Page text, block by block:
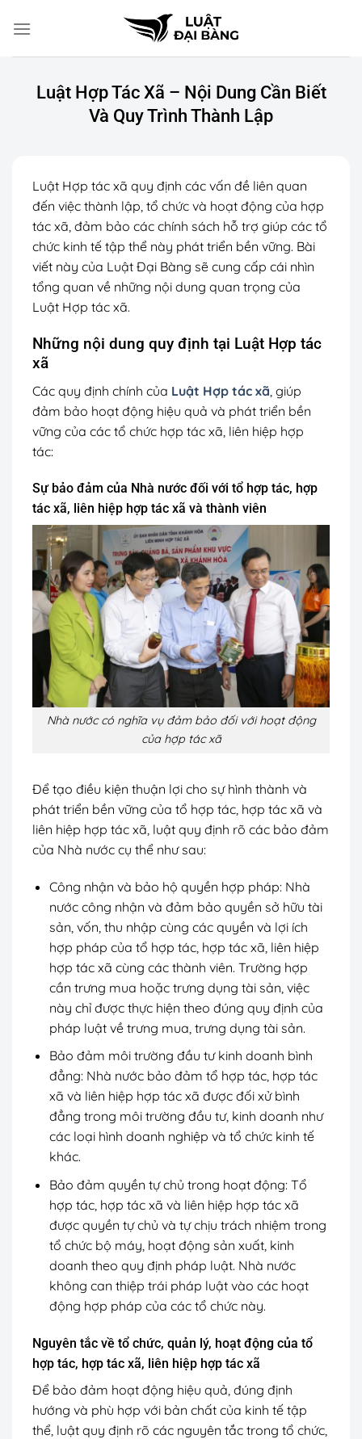
đến
Luật Hợp Tác Xã – Nội Dung Cần Biết
Và Quy Trình Thành Lập
Luật Hợp tác xã quy định các vấn đề liên quan
đến việc thành lập, tổ chức và hoạt động của hợp
tác xã, đảm bảo các chính sách hỗ trợ giúp các tổ
chức kinh tế tập thể này phát triển bền vững. Bài
viết này của Luật Đại Bàng sẽ cung cấp cái nhìn
tổng quan về những nội dung quan trọng của
Luật Hợp tác xã.
Những nội dung quy định tại Luật Hợp tác
xã
Các quy định chính của Luật Hợp tác xã , giúp
đảm bảo hoạt động hiệu quả và phát triển bền
vững của các tổ chức hợp tác xã, liên hiệp hợp
tác:
Sự bảo đảm của Nhà nước đối với tổ hợp tác, hợp
tác xã, liên hiệp hợp tác xã và thành viên
Nhà nước có nghĩa vụ đảm bảo đối với hoạt động
của hợp tác xã
Để tạo điều kiện thuận lợi cho sự hình thành và
phát triển bền vững của tổ hợp tác, hợp tác xã và
liên hiệp hợp tác xã, luật quy định rõ các bảo đảm
của Nhà nước cụ thể như sau:
Công nhận và bảo hộ quyền hợp pháp: Nhà
nước công nhận và đảm bảo quyền sở hữu tài
sản, vốn, thu nhập cùng các quyền và lợi ích
hợp pháp của tổ hợp tác, hợp tác xã, liên hiệp
hợp tác xã cùng các thành viên. Trường hợp
cần trưng mua hoặc trưng dụng tài sản, việc
này chỉ được thực hiện theo đúng quy định của
pháp luật về trưng mua, trưng dụng tài sản.
Bảo đảm môi trường đầu tư kinh doanh bình
đẳng: Nhà nước bảo đảm tổ hợp tác, hợp tác
xã và liên hiệp hợp tác xã được đối xử bình
đẳng trong môi trường đầu tư, kinh doanh như
các loại hình doanh nghiệp và tổ chức kinh tế
khác.
Bảo đảm quyền tự chủ trong hoạt động: Tổ
hợp tác, hợp tác xã và liên hiệp hợp tác xã
được quyền tự chủ và tự chịu trách nhiệm trong
tổ chức bộ máy, hoạt động sản xuất, kinh
doanh theo quy định pháp luật. Nhà nước
không can thiệp trái pháp luật vào các hoạt
động hợp pháp của các tổ chức này.
Nguyên tắc về tổ chức, quản lý, hoạt động của tổ
hợp tác, hợp tác xã, liên hiệp hợp tác xã
Để bảo đảm hoạt động hiệu quả, đúng định
hướng và phù hợp với bản chất của kinh tế tập
thể, luật quy định rõ các nguyên tắc trong tổ chức,